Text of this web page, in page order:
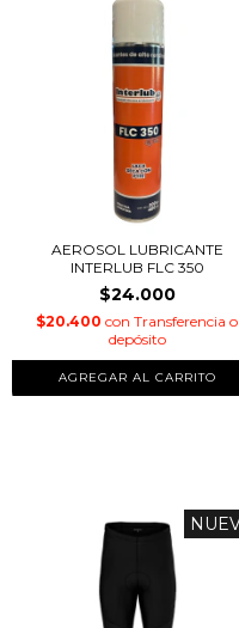
AEROSOL LUBRICANTE
INTERLUB FLC 350
$24.000
$20.400 con Transferencia o
depósito